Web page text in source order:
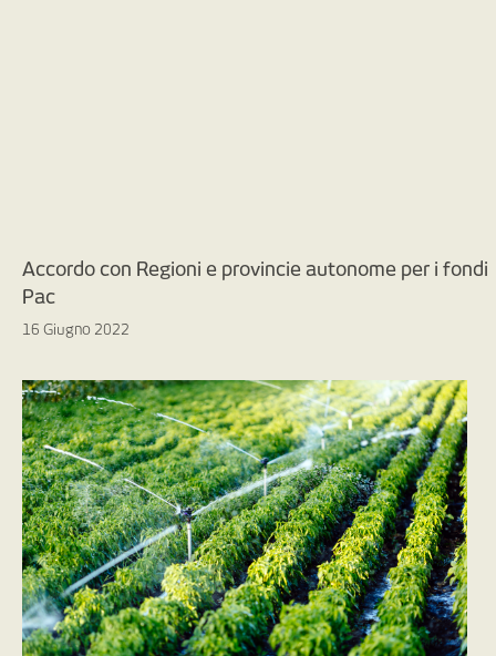
Accordo con Regioni e provincie autonome per i fondi
Pac
16 Giugno 2022